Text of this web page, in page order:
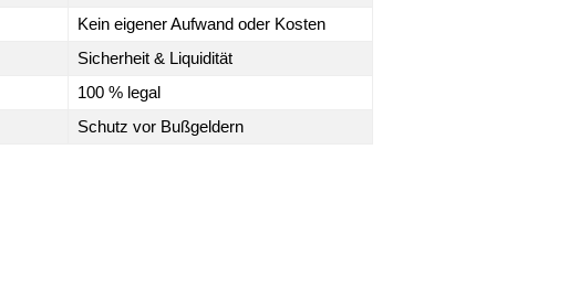
Kein eigener Aufwand oder Kosten
Sicherheit & Liquidität
100 % legal
Schutz vor Bußgeldern